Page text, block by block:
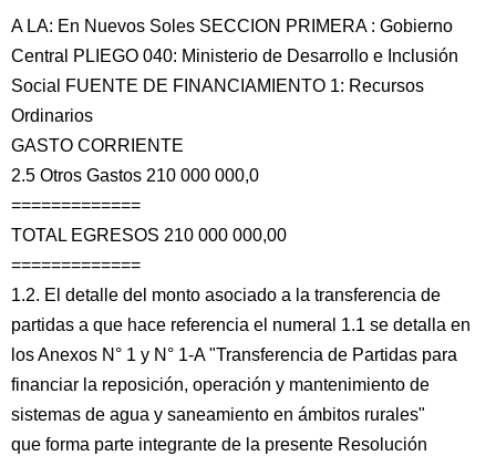
A LA: En Nuevos Soles SECCION PRIMERA : Gobierno
Central PLIEGO 040: Ministerio de Desarrollo e Inclusión
Social FUENTE DE FINANCIAMIENTO 1: Recursos
Ordinarios
GASTO CORRIENTE
2.5 Otros Gastos 210 000 000,0
=============
TOTAL EGRESOS 210 000 000,00
=============
1.2. El detalle del monto asociado a la transferencia de
partidas a que hace referencia el numeral 1.1 se detalla en
los Anexos N° 1 y N° 1-A "Transferencia de Partidas para
financiar la reposición, operación y mantenimiento de
sistemas de agua y saneamiento en ámbitos rurales"
que forma parte integrante de la presente Resolución